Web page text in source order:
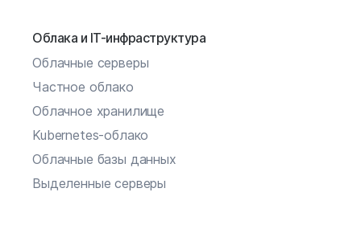
Облака и IT-инфраструктура
Облачные серверы
Частное облако
Облачное хранилище
Kubernetes-облако
Облачные базы данных
Выделенные серверы